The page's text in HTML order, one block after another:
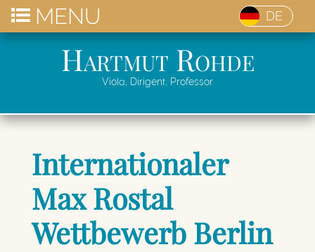
MENU
Hartmut Rohde
Viola, Dirigent, Professor
DE
Internationaler
Max Rostal
Wettbewerb Berlin